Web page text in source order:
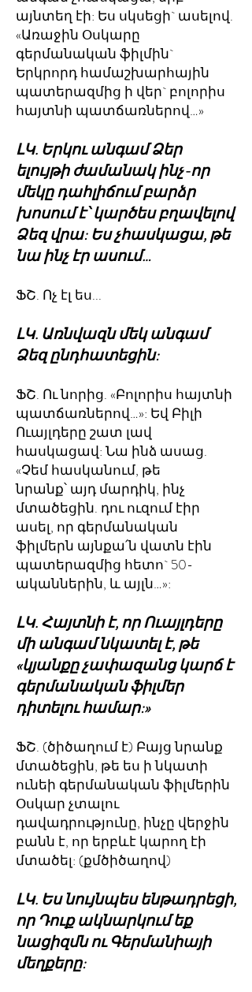
այնտեղ էի: Ես սկսեցի` ասելով.
«Առաջին Օսկարը
գերմանական ֆիլմին`
Երկրորդ համաշխարհային
պատերազմից ի վեր` բոլորիս
հայտնի պատճառներով…»
ԼԿ. Երկու անգամ Ձեր
ելույթի ժամանակ ինչ-որ
մեկը դահլիճում բարձր
խոսում է՝ կարծես բղավելով
Ձեզ վրա: Ես չհասկացա, թե
նա ինչ էր ասում…
ՖՇ. Ոչ էլ ես...
ԼԿ. Առնվազն մեկ անգամ
Ձեզ ընդհատեցին:
ՖՇ. Ու նորից. «Բոլորիս հայտնի
պատճառներով…»: Եվ Բիլի
Ուայլդերը շատ լավ
հասկացավ: Նա ինձ ասաց.
«Չեմ հասկանում, թե
նրանք՝ այդ մարդիկ, ինչ
մտածեցին. դու ուզում էիր
ասել, որ գերմանական
ֆիլմերն այնքա՛ն վատն էին
պատերազմից հետո` 50-
ականներին, և այլն…»:
ԼԿ. Հայտնի է, որ Ուայլդերը
մի անգամ նկատել է, թե
«կյանքը չափազանց կարճ է
գերմանական ֆիլմեր
դիտելու համար:»
ՖՇ. (ծիծաղում է) Բայց նրանք
մտածեցին, թե ես ի նկատի
ունեի գերմանական ֆիլմերին
Օսկար չտալու
դավադրությունը, ինչը վերջին
բանն է, որ երբևէ կարող էի
մտածել: (քմծիծաղով)
ԼԿ. Ես նույնպես ենթադրեցի,
որ Դուք ակնարկում եք
նացիզմն ու Գերմանիայի
մեղքերը: